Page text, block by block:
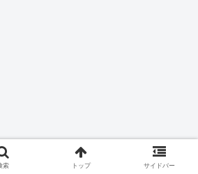
索 トップ サイドバー